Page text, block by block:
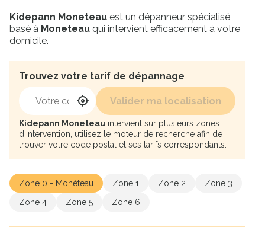
Kidepann Moneteau est un dépanneur spécialisé
basé à Moneteau qui intervient efficacement à votre
domicile.
Trouvez votre tarif de dépannage
Votre code postal
Ma position
Valider ma localisation
Kidepann Moneteau intervient sur plusieurs zones
d’intervention, utilisez le moteur de recherche afin de
trouver votre code postal et ses tarifs correspondants.
Zone 0 - Monéteau Zone 1 Zone 2
Zone 3
Zone 4
Zone 5 Zone 6